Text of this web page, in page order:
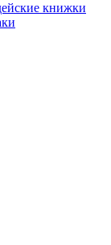
книжки